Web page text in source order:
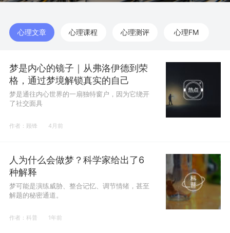
心理文章 心理课程 心理测评 心理FM
梦是内心的镜子｜从弗洛伊德到荣
格，通过梦境解锁真实的自己
梦是通往内心世界的一扇独特窗户，因为它绕开
了社交面具
作者：顾锋 4月前
人为什么会做梦？科学家给出了6
种解释
梦可能是演练威胁、整合记忆、调节情绪，甚至
解题的秘密通道。
作者：科普 1年前